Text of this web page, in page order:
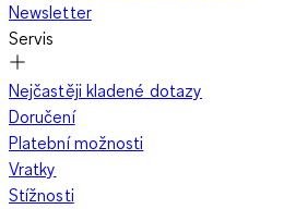
Newsletter
Servis
Nejčastěji kladené dotazy
Doručení
Platební možnosti
Vratky
Stížnosti